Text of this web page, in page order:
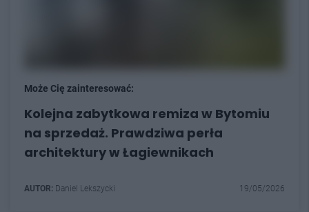
Może Cię zainteresować:
Kolejna zabytkowa remiza w Bytomiu
na sprzedaż. Prawdziwa perła
architektury w Łagiewnikach
AUTOR: Daniel Lekszycki 19/05/2026